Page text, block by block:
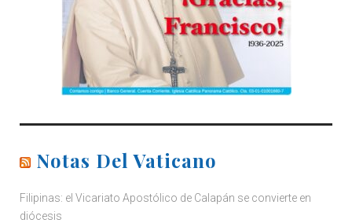
Notas Del Vaticano
Filipinas: el Vicariato Apostólico de Calapán se convierte en
diócesis